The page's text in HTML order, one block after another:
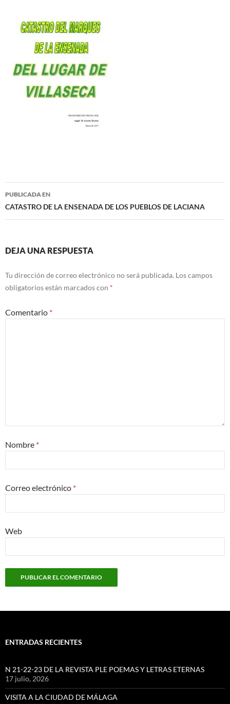
Navegación
de
PUBLICADA EN
CATASTRO DE LA ENSENADA DE LOS PUEBLOS DE LACIANA
DEJA UNA RESPUESTA
Tu dirección de correo electrónico no será publicada. Los campos
obligatorios están marcados con *
Comentario *
Nombre *
Correo electrónico *
Web
ENTRADAS RECIENTES
N 21-22-23 DE LA REVISTA PLE POEMAS Y LETRAS ETERNAS
17 julio, 2026
VISITA A LA CIUDAD DE MÁLAGA